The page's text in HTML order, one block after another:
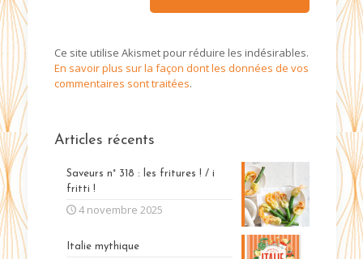
Ce site utilise Akismet pour réduire les indésirables.
En savoir plus sur la façon dont les données de vos
commentaires sont traitées.
Articles récents
Saveurs n° 318 : les fritures ! / i
fritti !
4 novembre 2025
Italie mythique